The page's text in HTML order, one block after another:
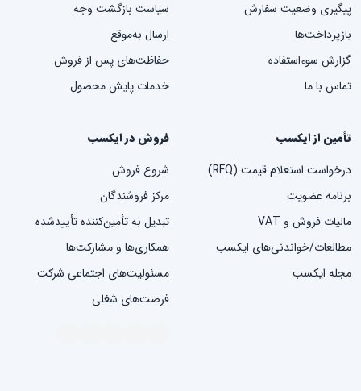
پیگیری وضعیت سفارش
بازپرداخت‌ها
گزارش سوءاستفاده
تماس با ما
سیاست بازگشت وجه
ارسال به‌موقع
حفاظت‌های پس از فروش
خدمات پایش محصول
تأمین از ایکسب
درخواست استعلام قیمت (RFQ)
برنامه عضویت
مالیات فروش و VAT
مطالعات/خواندنی‌های ایکسب
مجله ایکسب
فروش در ایکسب
شروع فروش
مرکز فروشندگان
تبدیل به تأمین‌کننده تأییدشده
همکاری‌ها و مشارکت‌ها
مسئولیت‌های اجتماعی شرکت
فرصت‌های شغلی